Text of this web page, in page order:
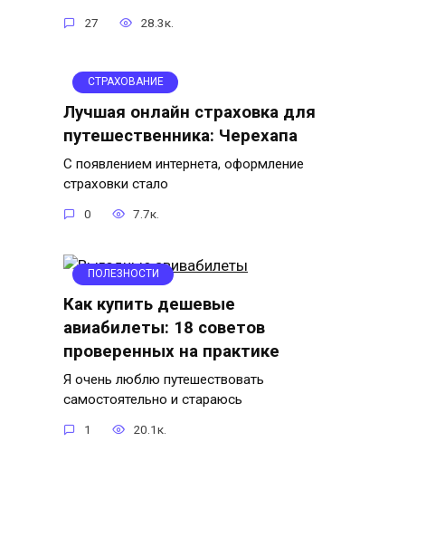
27 28.3к.
СТРАХОВАНИЕ
Лучшая онлайн страховка для
путешественника: Черехапа
С появлением интернета, оформление
страховки стало
0 7.7к.
ПОЛЕЗНОСТИ
Как купить дешевые
авиабилеты: 18 советов
проверенных на практике
Я очень люблю путешествовать
самостоятельно и стараюсь
1 20.1к.